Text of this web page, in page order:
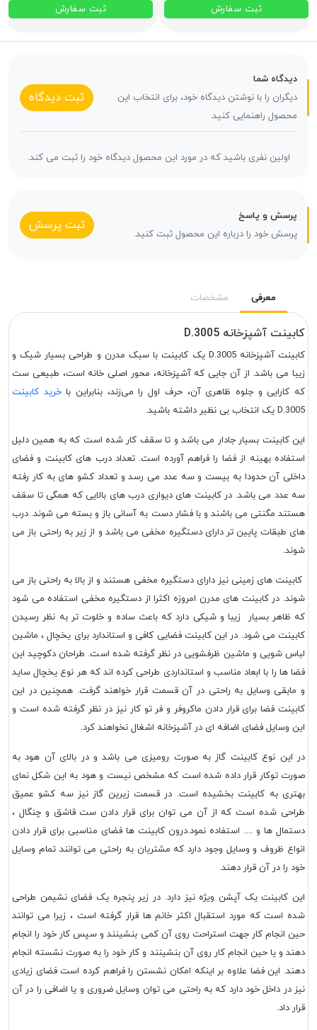
ثبت سفارش ثبت سفارش
دیدگاه شما
دیگران را با نوشتن دیدگاه خود، برای انتخاب این
محصول راهنمایی کنید.
ثبت دیدگاه
اولین نفری باشید که در مورد این محصول دیدگاه خود را ثبت می کند.
پرسش و پاسخ
پرسش خود را درباره این محصول ثبت کنید.
ثبت پرسش
معرفی مشخصات
کابینت آشپزخانه D.3005
کابینت آشپزخانه D.3005 یک کابینت با سبک مدرن و طراحی بسیار شیک و
زیبا می باشد. از آن جایی که آشپزخانه، محور اصلی خانه است، طبیعی ست
که کارایی و جلوه ظاهری آن، حرف اول را می‌زند، بنابراین باخرید کابینت
D.3005 یک انتخاب بی نظیر داشته باشید.
این کابینت بسیار جادار می باشد و تا سقف کار شده است که به همین دلیل
استفاده بهینه از فضا را فراهم آورده است. تعداد درب های کابینت و فضای
داخلی آن حدودا به بیست و سه عدد می رسد و تعداد کشو های به کار رفته
سه عدد می باشد. در کابینت های دیواری درب های بالایی که همگی تا سقف
هستند مگنتی می باشند و با فشار دست به آسانی باز و بسته می شوند. درب
های طبقات پایین تر دارای دستگیره مخفی می باشد و از زیر به راحتی باز می
شوند.
کابینت های زمینی نیز دارای دستگیره مخفی هستند و از بالا به راحتی باز می
شوند. در کابینت های مدرن امروزه اکثرا از دستگیره مخفی استفاده می شود
که ظاهر بسیار زیبا و شیکی دارد که باعث ساده و خلوت تر به نظر رسیدن
کابینت می شود. در این کابینت فضایی کافی و استاندارد برای یخچال ، ماشین
لباس شویی و ماشین ظرفشویی در نظر گرفته شده است. طراحان دکوچید این
فضا ها را با ابعاد مناسب و استانداردی طراحی کرده اند که هر نوع یخچال ساید
و مابقی وسایل به راحتی در آن قسمت قرار خواهند گرفت. همچنین در این
کابینت فضا برای قرار دادن ماکروفر و فر تو کار نیز در نظر گرفته شده است و
این وسایل فضای اضافه ای در آشپزخانه اشغال نخواهند کرد.
در این نوع کابینت گاز به صورت رومیزی می باشد و در بالای آن هود به
صورت توکار قرار داده شده است که مشخص نیست و هود به این شکل نمای
بهتری به کابینت بخشیده است. در قسمت زیرین گاز نیز سه کشو عمیق
طراحی شده است که از آن می توان برای قرار دادن ست قاشق و چنگال ،
دستمال ها و .... استفاده نمود.درون کابینت ها فضای مناسبی برای قرار دادن
انواع ظروف و وسایل وجود دارد که مشتریان به راحتی می توانند تمام وسایل
خود را در آن قرار دهند.
این کابینت یک آپشن ویژه نیز دارد. در زیر پنجره یک فضای نشیمن طراحی
شده است که مورد استقبال اکثر خانم ها قرار گرفته است ، زیرا می توانند
حین انجام کار جهت استراحت روی آن کمی بنشینند و سپس کار خود را انجام
دهند و یا حین انجام کار روی آن بنشینند و کار خود را به صورت نشسته انجام
دهند. این فضا علاوه بر اینکه امکان نشستن را فراهم کرده است فضای زیادی
نیز در داخل خود دارد که به راحتی می توان وسایل ضروری و یا اضافی را در آن
قرار داد.